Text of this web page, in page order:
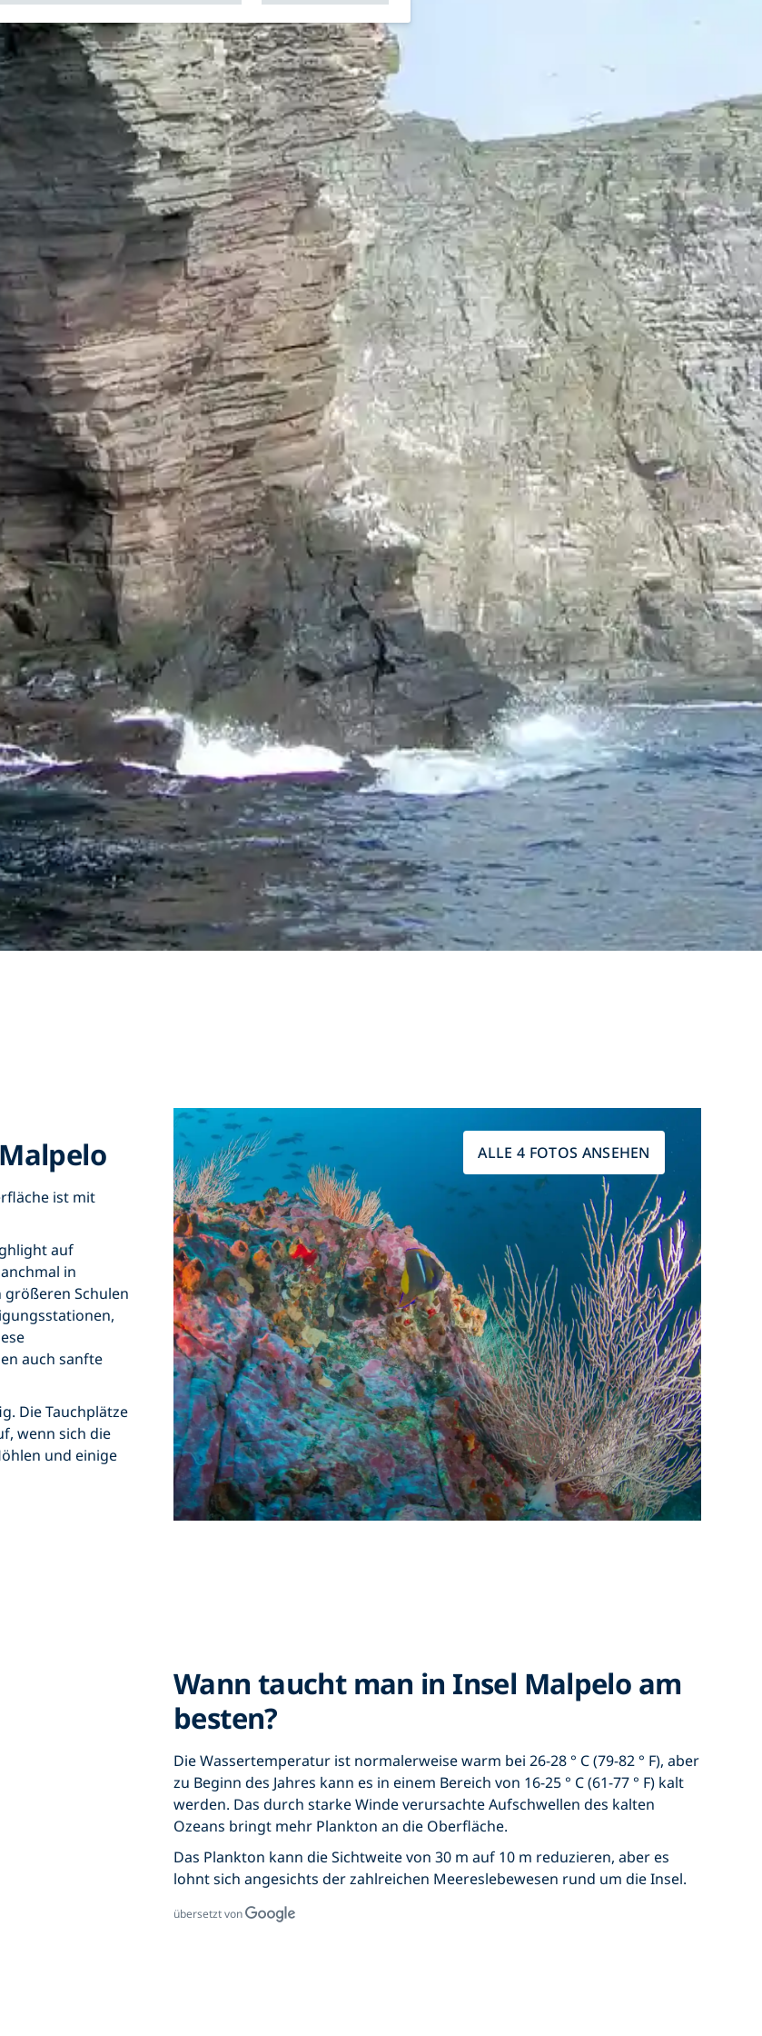
ist mit
auf
in
größeren Schulen
auch sanfte
Die Tauchplätze
wenn sich die
und einige
ALLE 4 FOTOS ANSEHEN
Wann taucht man in Insel Malpelo am
besten?
Die Wassertemperatur ist normalerweise warm bei 26-28 ° C (79-82 ° F), aber
zu Beginn des Jahres kann es in einem Bereich von 16-25 ° C (61-77 ° F) kalt
werden. Das durch starke Winde verursachte Aufschwellen des kalten
Ozeans bringt mehr Plankton an die Oberfläche.
Das Plankton kann die Sichtweite von 30 m auf 10 m reduzieren, aber es
lohnt sich angesichts der zahlreichen Meereslebewesen rund um die Insel.
übersetzt von